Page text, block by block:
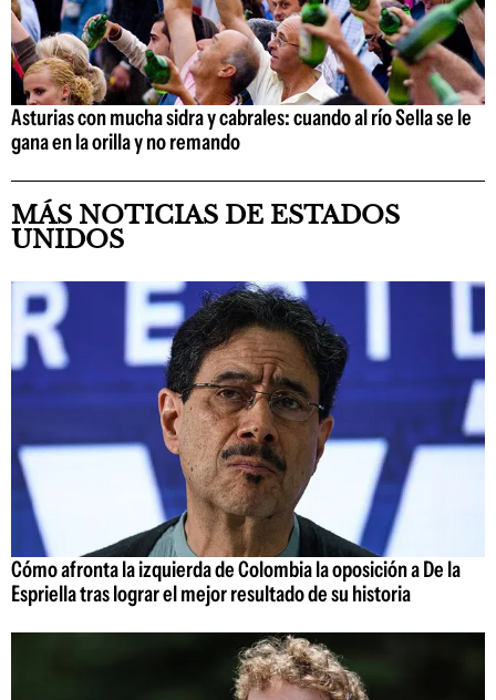
Asturias con mucha sidra y cabrales: cuando al río Sella se le
gana en la orilla y no remando
MÁS NOTICIAS DE ESTADOS
UNIDOS
Cómo afronta la izquierda de Colombia la oposición a De la
Espriella tras lograr el mejor resultado de su historia